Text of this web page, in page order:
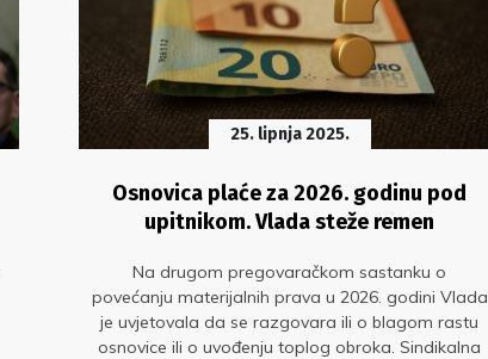
25. lipnja 2025.
Osnovica plaće za 2026. godinu pod
upitnikom. Vlada steže remen
Na drugom pregovaračkom sastanku o
povećanju materijalnih prava u 2026. godini Vlada
je uvjetovala da se razgovara ili o blagom rastu
osnovice ili o uvođenju toplog obroka. Sindikalna